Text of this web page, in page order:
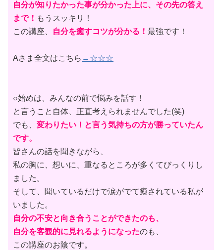
自分が知りたかった事が分かった上に、その先の答え
まで！ もうスッキリ！
この講座、
自分を癒すコツが分かる！ 最強です！
Aさま全文はこちら →☆☆☆
○始めは、みんなの前で悩みを話す！
と言うこと自体、正直考えられませんでした(笑)
でも、 変わりたい！と言う気持ちの方が勝っていたん
です。
皆さんの話を聞きながら、
私の胸に、想いに、重なるところが多くてびっくりし
ました。
そして、聞いているだけで涙がでて癒されている私が
いました。
自分の不安と向き合うことができたのも、
自分を客観的に見れるようになったのも、
この講座のお陰です。